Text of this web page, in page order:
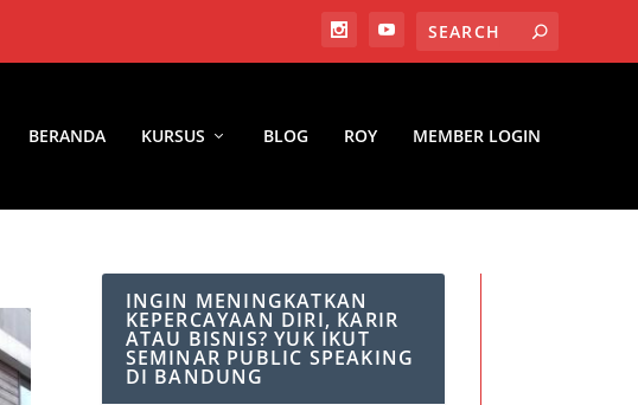
BERANDA KURSUS BLOG ROY MEMBER LOGIN
INGIN MENINGKATKAN
KEPERCAYAAN DIRI, KARIR
ATAU BISNIS? YUK IKUT
SEMINAR PUBLIC SPEAKING
DI BANDUNG